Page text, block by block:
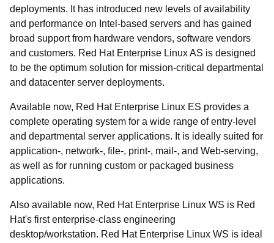
deployments. It has introduced new levels of availability
and performance on Intel-based servers and has gained
broad support from hardware vendors, software vendors
and customers. Red Hat Enterprise Linux AS is designed
to be the optimum solution for mission-critical departmental
and datacenter server deployments.
Available now, Red Hat Enterprise Linux ES provides a
complete operating system for a wide range of entry-level
and departmental server applications. It is ideally suited for
application-, network-, file-, print-, mail-, and Web-serving,
as well as for running custom or packaged business
applications.
Also available now, Red Hat Enterprise Linux WS is Red
Hat's first enterprise-class engineering
desktop/workstation. Red Hat Enterprise Linux WS is ideal